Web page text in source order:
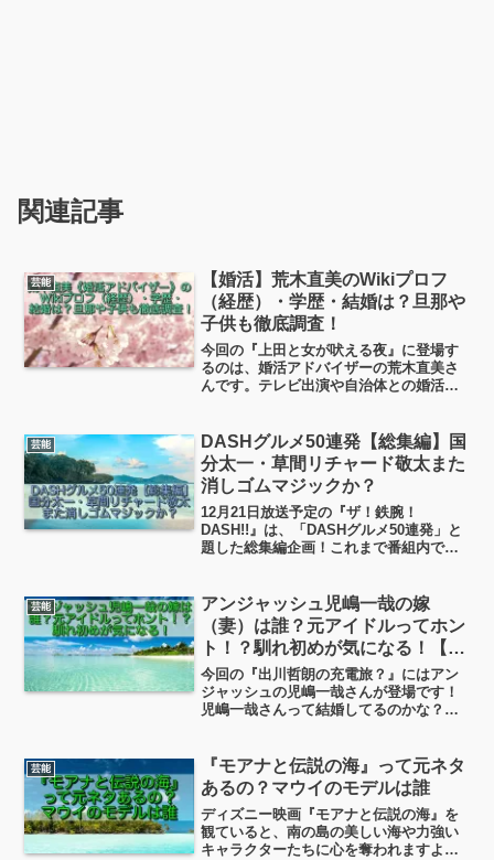
関連記事
芸能
【婚活】荒木直美のWikiプロフ
（経歴）・学歴・結婚は？旦那や
子供も徹底調査！
今回の『上田と女が吠える夜』に登場す
るのは、婚活アドバイザーの荒木直美さ
んです。テレビ出演や自治体との婚活支
（旦那さんや子供）・その他プロフィー
ルについて、ちょっと見ていきたいと思
います！
芸能
DASHグルメ50連発【総集編】国
分太一・草間リチャード敬太また
消しゴムマジックか？
12月21日放送予定の『ザ！鉄腕！
DASH!!』は、「DASHグルメ50連発」と
題した総集編企画！これまで番組内で誕
見たい！と期待する声がある一方で、ネ
ットではまた「消しゴムマジク発動
か！？」と注目が集まっているようで
す。
芸能
アンジャッシュ児嶋一哉の嫁
（妻）は誰？元アイドルってホン
ト！？馴れ初めが気になる！【出
川哲朗の充電旅】
今回の『出川哲朗の充電旅？』にはアン
ジャッシュの児嶋一哉さんが登場です！
児嶋一哉さんって結婚してるのかな？っ
ね！というわけで今日はアンジャッシュ
児嶋一哉さんと元アイドル坪井志津香さ
んの「馴れ初め」を見ていきたいと思い
ます！
芸能
『モアナと伝説の海』って元ネタ
あるの？マウイのモデルは誰
ディズニー映画『モアナと伝説の海』を
観ていると、南の島の美しい海や力強い
キャラクターたちに心を奪われますよ